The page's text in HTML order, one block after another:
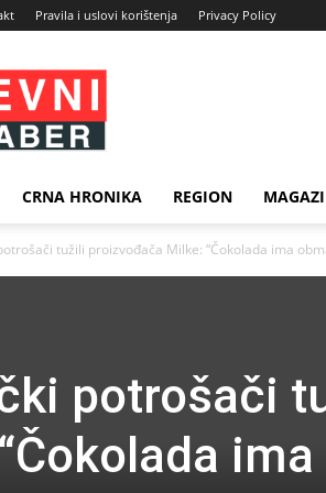
Pravila i uslovi korištenja Privacy Policy
Dnevni
Haber
CRNA HRONIKA REGION
tužili proizvođača Milke: “Čokolada ima
potrošači